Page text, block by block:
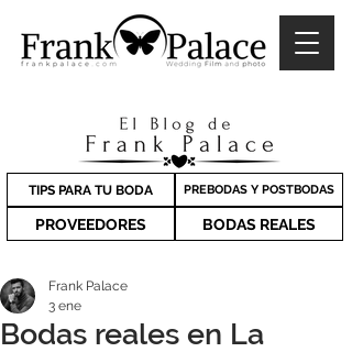
TIPS PARA TU BODA PREBODAS Y POSTBODAS
PROVEEDORES BODAS REALES
Bodas reales en La
Frank Palace
3 ene